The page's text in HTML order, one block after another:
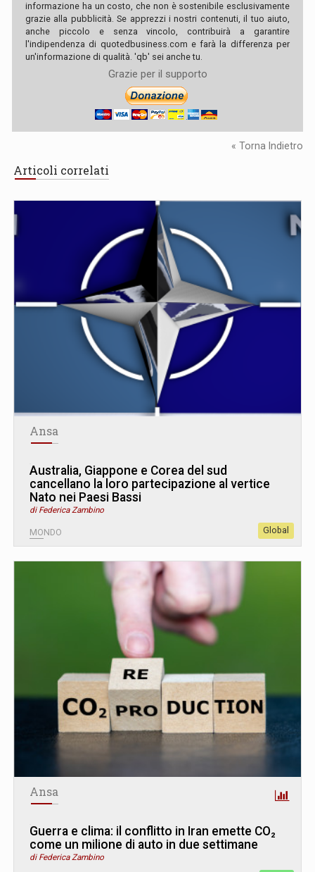
informazione ha un costo, che non è sostenibile esclusivamente
grazie alla pubblicità. Se apprezzi i nostri contenuti, il tuo aiuto,
anche piccolo e senza vincolo, contribuirà a garantire
l'indipendenza di quotedbusiness.com e farà la differenza per
un'informazione di qualità. 'qb' sei anche tu.
Grazie per il supporto
« Torna Indietro
Articoli correlati
Ansa
Australia, Giappone e Corea del sud
cancellano la loro partecipazione al vertice
Nato nei Paesi Bassi
di Federica Zambino
MONDO Global
Ansa
Guerra e clima: il conflitto in Iran emette CO₂
come un milione di auto in due settimane
di Federica Zambino